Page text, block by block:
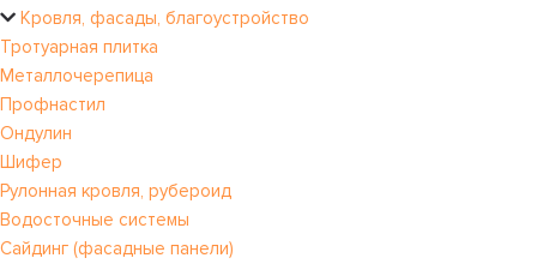
Кровля, фасады, благоустройство
Тротуарная плитка
Металлочерепица
Профнастил
Ондулин
Шифер
Рулонная кровля, рубероид
Водосточные системы
Сайдинг (фасадные панели)